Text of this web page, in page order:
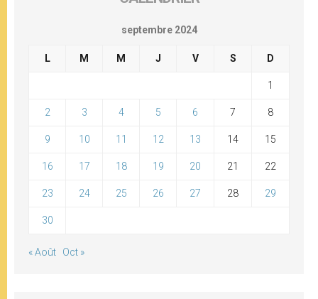
septembre 2024
L M M J V S D
1
2 3 4 5 6 7 8
9 10 11 12 13 14 15
16 17 18 19 20 21 22
23 24 25 26 27 28 29
30
« Août Oct »